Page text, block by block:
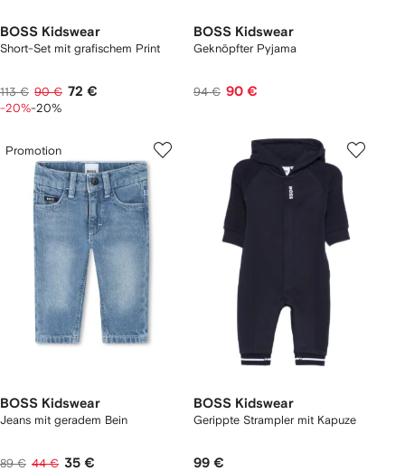
BOSS Kidswear
Short-Set mit grafischem Print
113 € 90 € 72 €
-20%-20%
BOSS Kidswear
Geknöpfter Pyjama
94 € 90 €
Promotion
BOSS Kidswear
Jeans mit geradem Bein
89 € 44 € 35 €
BOSS Kidswear
Gerippte Strampler mit Kapuze
99 €